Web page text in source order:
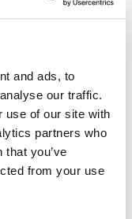
and ads, to
our traffic.
use of our site with
partners who
you’ve
from your use